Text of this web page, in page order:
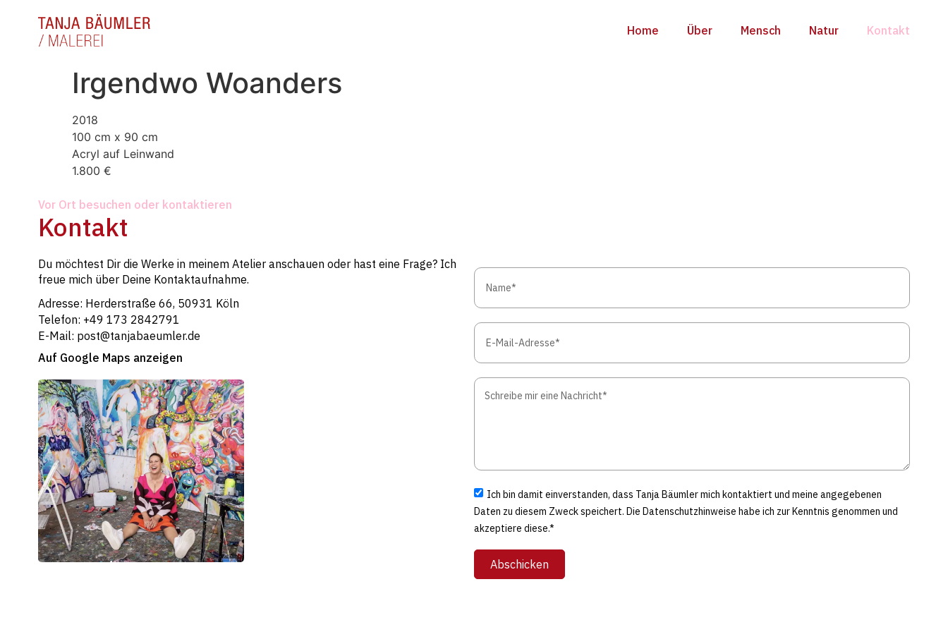
Home Über Mensch Natur Kontakt
Irgendwo Woanders
2018
100 cm x 90 cm
Acryl auf Leinwand
1.800 €
Vor Ort besuchen oder kontaktieren
Kontakt
Du möchtest Dir die Werke in meinem Atelier anschauen oder hast eine Frage? Ich
freue mich über Deine Kontaktaufnahme.
Adresse: Herderstraße 66, 50931 Köln
Telefon: +49 173 2842791
E-Mail: post@tanjabaeumler.de
Auf Google Maps anzeigen
Ich bin damit einverstanden, dass Tanja Bäumler mich kontaktiert und meine angegebenen
Daten zu diesem Zweck speichert. Die Datenschutzhinweise habe ich zur Kenntnis genommen und
akzeptiere diese.*
Abschicken